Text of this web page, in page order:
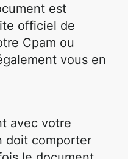
est
officiel de
Cpam ou
vous en
avec votre
doit comporter